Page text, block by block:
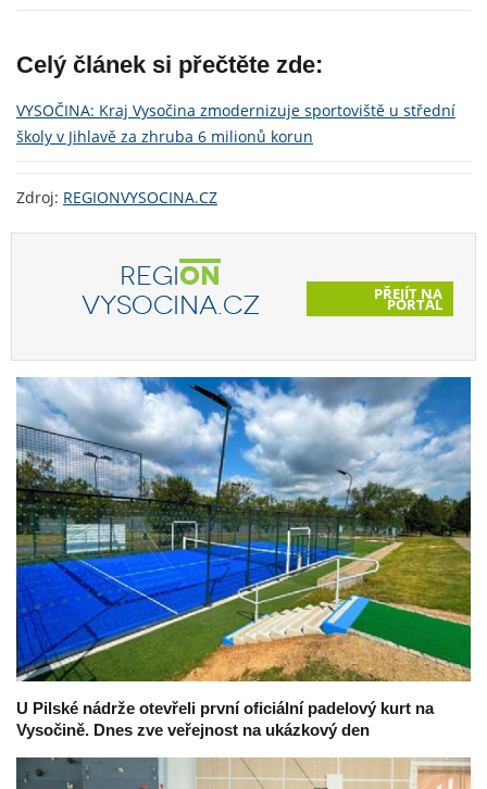
Celý článek si přečtěte zde:
VYSOČINA: Kraj Vysočina zmodernizuje sportoviště u střední
školy v Jihlavě za zhruba 6 milionů korun
Zdroj: REGIONVYSOCINA.CZ
REGION
VYSOCINA.CZ
PŘEJÍT NA
PORTÁL
U Pilské nádrže otevřeli první oficiální padelový kurt na
Vysočině. Dnes zve veřejnost na ukázkový den